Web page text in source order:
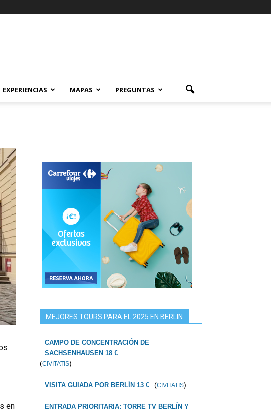
EXPERIENCIAS MAPAS PREGUNTAS
en
MEJORES TOURS PARA EL 2025 EN BERLIN
CAMPO DE CONCENTRACIÓN DE
SACHSENHAUSEN 18 €
(CIVITATIS)
VISITA GUIADA POR BERLÍN 13 € (CIVITATIS)
ENTRADA PRIORITARIA: TORRE TV BERLÍN Y